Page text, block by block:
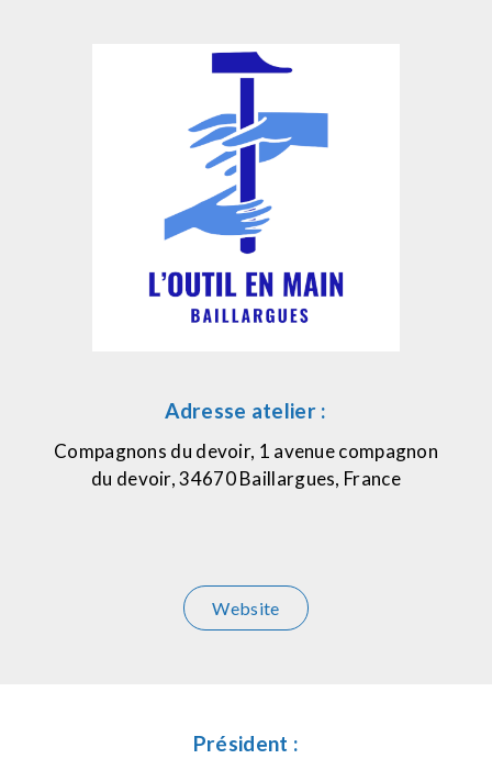
Adresse atelier :
Compagnons du devoir, 1 avenue compagnon
du devoir, 34670 Baillargues, France
Website
Président :